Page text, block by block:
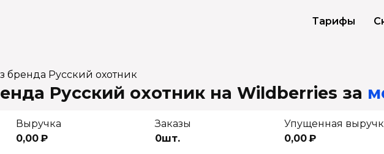
Тарифы
бренда Русский охотник
Русский охотник на Wildberries за
Выручка
0,00 ₽
Заказы
0шт.
Упущенная
0,00 ₽